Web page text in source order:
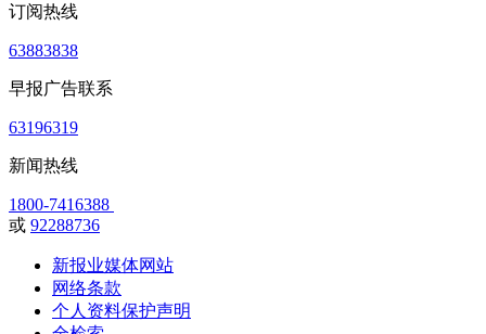
订阅热线
63883838
早报广告联系
63196319
新闻热线
1800-7416388
或 92288736
新报业媒体网站
网络条款
个人资料保护声明